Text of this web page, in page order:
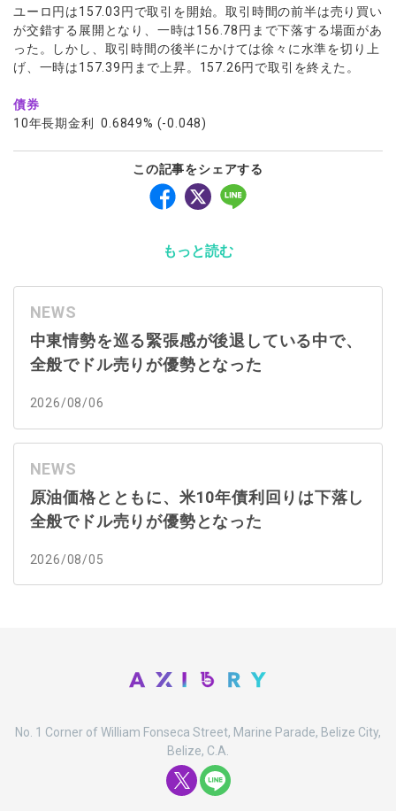
ユーロ円は157.03円で取引を開始。取引時間の前半は売り買い
が交錯する展開となり、一時は156.78円まで下落する場面があ
った。しかし、取引時間の後半にかけては徐々に水準を切り上
げ、一時は157.39円まで上昇。157.26円で取引を終えた。
債券
10年長期金利 0.6849% (-0.048)
この記事をシェアする
もっと読む
NEWS
中東情勢を巡る緊張感が後退している中で、
全般でドル売りが優勢となった
2026/08/06
NEWS
原油価格とともに、米10年債利回りは下落し
全般でドル売りが優勢となった
2026/08/05
No. 1 Corner of William Fonseca Street, Marine Parade, Belize City,
Belize, C.A.